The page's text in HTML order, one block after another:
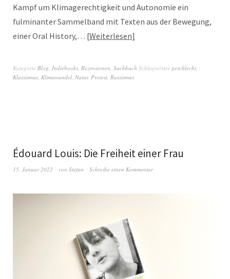
Kampf um Klimagerechtigkeit und Autonomie ein
fulminanter Sammelband mit Texten aus der Bewegung,
einer Oral History,… Weiterlesen
Kategorie Blog Indiebooks Rezensionen Sachbuch Schlagwörter geschlecht
Klassismus Klimawandel Natur, Protest Rassismus
Édouard Louis: Die Freiheit einer Frau
15. Januar 2022 von Stefan Schreibe einen Kommentar